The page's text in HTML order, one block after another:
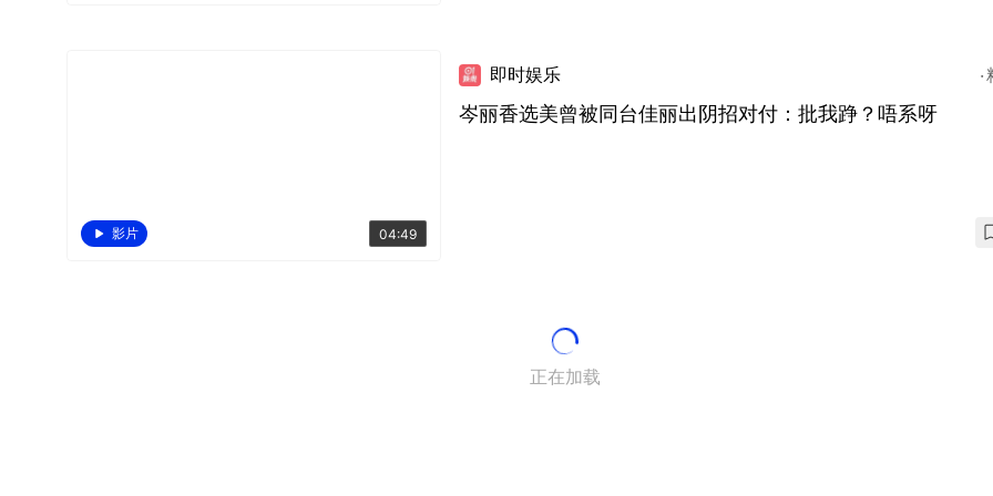
影片 04:49
即时娱乐
岑丽香选美曾被同台佳丽出阴招对付：批我踭？唔系呀
正在加载